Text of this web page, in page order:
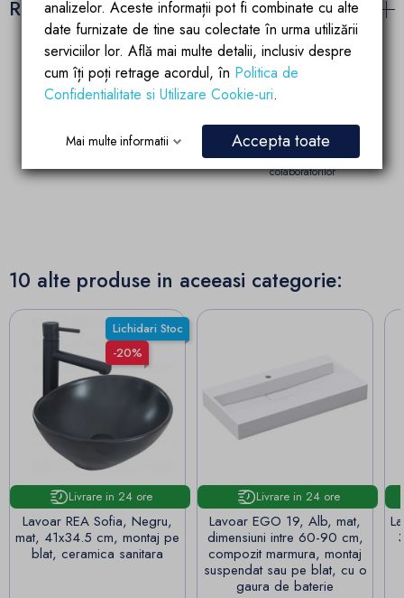
Recenzii (0)
Garantia calitatii
ultimele tehnologii de
Parteneriate de
Account manager
pregatit si dedicat
partenerilor si
colaboratorilor
10 alte produse in aceeasi categorie:
Lichidari Stoc
-20%
Livrare in 24 ore
Lavoar REA Sofia, Negru,
mat, 41x34.5 cm, montaj pe
blat, ceramica sanitara
Livrare in 24 ore
Lavoar EGO 19, Alb, mat,
dimensiuni intre 60-90 cm,
compozit marmura, montaj
suspendat sau pe blat, cu o
gaura de baterie
analizelor. Aceste informații pot fi combinate cu alte
date furnizate de tine sau colectate în urma utilizării
serviciilor lor. Află mai multe detalii, inclusiv despre
cum îți poți retrage acordul, în Politica de
Confidentialitate si Utilizare Cookie-uri.
Mai multe informatii Accepta toate